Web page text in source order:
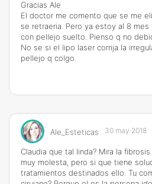
Gracias Ale
El doctor me comento que se me
se retraeria. Pero ya estoy al 8 mes
con pellejo suelto. Pienso q no
No se si el lipo laser corrija la
pellejo q colgo.
Ale_Esteticas 30 may 2018
Claudia que tal linda? Mira la
muy molesta, pero si que tiene
tratamientos destinados ello. Tu